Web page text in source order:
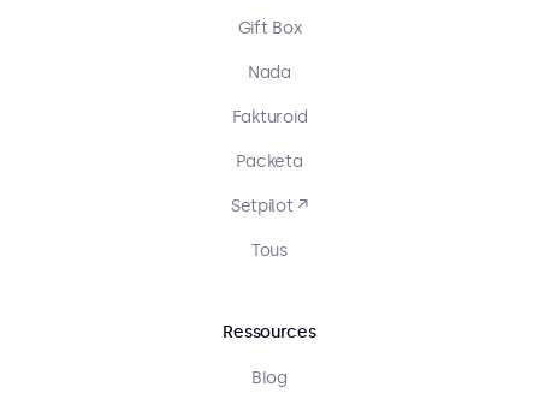
Gift Box
Nada
Fakturoid
Packeta
Setpilot ↗
Tous
Ressources
Blog